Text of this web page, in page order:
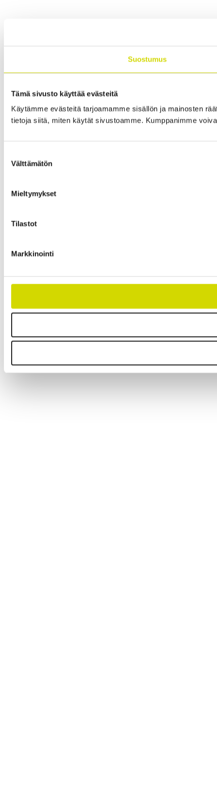
Suostumus
Tämä sivusto käyttää evästeitä
Käytämme evästeitä tarjoamamme sisällön ja mainosten
tietoja siitä, miten käytät sivustoamme. Kumppanimme
valinta
Välttämätön
Mieltymykset
Tilastot
Markkinointi